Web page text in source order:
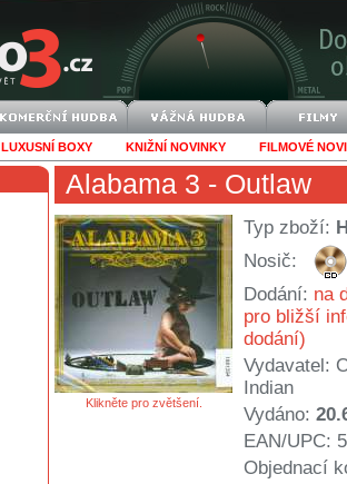
LUXUSNÍ BOXY KNIŽNÍ NOVINKY FILMOVÉ
Alabama 3 - Outlaw
Klikněte pro zvětšení.
Typ zboží:
Nosič:
Dodání: na
pro bližší
dodání)
Vydavatel:
Indian
Vydáno:
EAN/UPC:
Objednací